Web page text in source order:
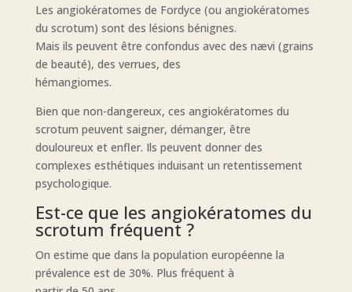
Les angiokératomes de Fordyce (ou angiokératomes
du scrotum) sont des lésions bénignes.
Mais ils peuvent être confondus avec des nævi (grains
de beauté), des verrues, des
hémangiomes.
Bien que non-dangereux, ces angiokératomes du
scrotum peuvent saigner, démanger, être
douloureux et enfler. Ils peuvent donner des
complexes esthétiques induisant un retentissement
psychologique.
Est-ce que les angiokératomes du
scrotum fréquent ?
On estime que dans la population européenne la
prévalence est de 30%. Plus fréquent à